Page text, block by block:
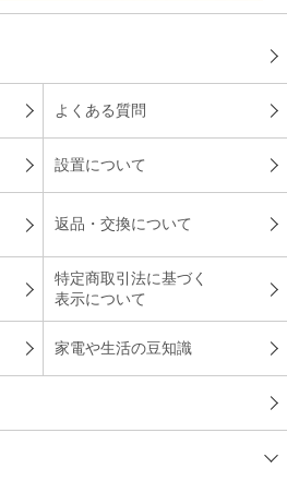
り替えて本当に良かったで
いいなと思っていたので購入。自
すっごく静かです。
設定温度でも冷え方を満足できま
）
よくある質問
設置について
返品・交換について
特定商取引法に基づく
表示について
家電や生活の豆知識